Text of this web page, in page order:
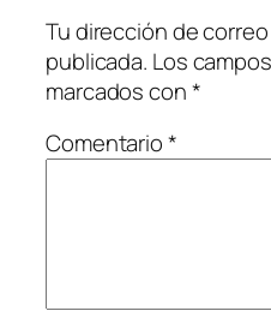
Tu dirección de
publicada. Los
marcados con*
Comentario*